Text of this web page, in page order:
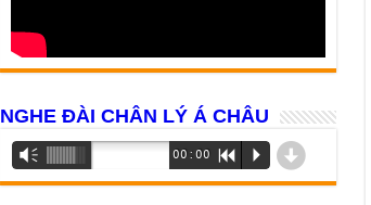
NGHE ĐÀI CHÂN LÝ Á CHÂU
Trình
phát
âm
Vm 00:00 R P d